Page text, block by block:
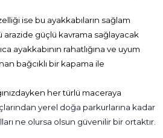
ise bu ayakkabıların sağlam
arazide güçlü kavrama sağlayacak
ayakkabının rahatlığına ve uyum
bağcıklı bir kapama ile
her türlü maceraya
yerel doğa parkurlarına kadar
ne olursa olsun güvenilir bir ortaktır.